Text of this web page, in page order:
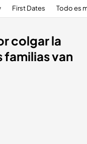
First Dates Todo es
colgar la
familias van